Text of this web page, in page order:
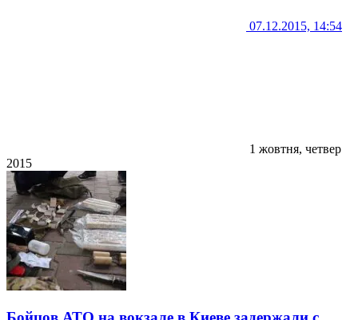
07.12.2015, 14:54
1 жовтня, четвер
2015